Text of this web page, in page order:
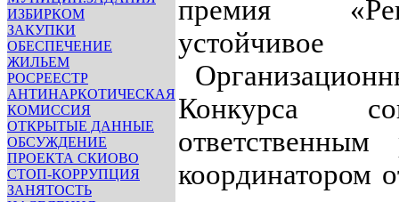
ИЗБИРКОМ
ЗАКУПКИ
ОБЕСПЕЧЕНИЕ
ЖИЛЬЕМ
РОСРЕЕСТР
АНТИНАРКОТИЧЕСКАЯ
КОМИССИЯ
ОТКРЫТЫЕ ДАННЫЕ
ОБСУЖДЕНИЕ
ПРОЕКТА СКИОВО
СТОП-КОРРУПЦИЯ
ЗАНЯТОСТЬ
премия
устойчивое
Конкурса
ответственным
координатором